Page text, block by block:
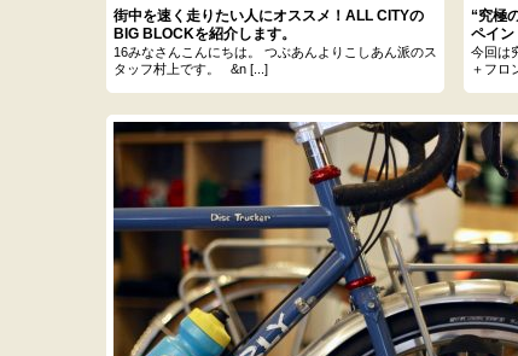
街中を速く走りたい人にオススメ！ALL CITYの
BIG BLOCKを紹介します。
16みなさんこんにちは。 つぶあんよりこしあん派のス
タッフ村上です。 &n [...]
“究極
ペイン
ン!!
今回は
＋フロ